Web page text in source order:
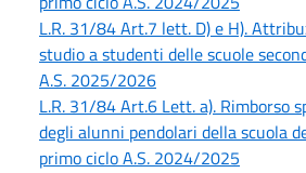
L.R. 31/84 Art.7 lett. D) e H).
studio a studenti delle scuole
A.S. 2025/2026
L.R. 31/84 Art.6 Lett. a). Rimborso
degli alunni pendolari della scuola
primo ciclo A.S. 2024/2025